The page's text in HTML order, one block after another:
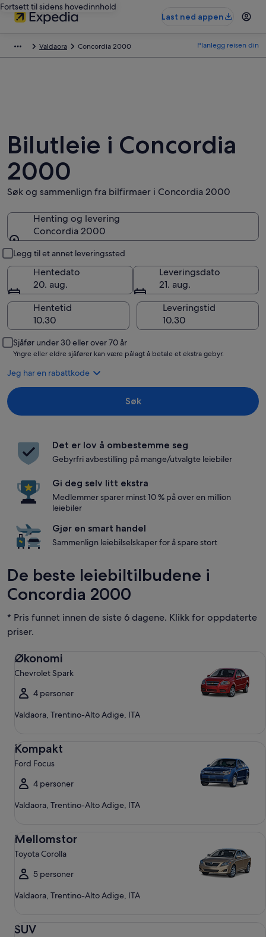
Fortsett til sidens hovedinnhold
Last ned appen
Valdaora Concordia 2000 Planlegg reisen din
Bilutleie i Concordia
2000
Søk og sammenlign fra bilfirmaer i Concordia 2000
Henting og levering
Concordia 2000
Legg til et annet leveringssted
Hentedato
20. aug.
Leveringsdato
21. aug.
Hentetid
Leveringstid
Sjåfør under 30 eller over 70 år
Yngre eller eldre sjåfører kan være pålagt å betale et ekstra gebyr.
Jeg har en rabattkode
Søk
Det er lov å ombestemme seg
Gebyrfri avbestilling på mange/utvalgte leiebiler
Gi deg selv litt ekstra
Medlemmer sparer minst 10 % på over en million
leiebiler
Gjør en smart handel
Sammenlign leiebilselskaper for å spare stort
De beste leiebiltilbudene i
Concordia 2000
* Pris funnet innen de siste 6 dagene. Klikk for oppdaterte
priser.
Økonomi
Chevrolet Spark
4 personer
Valdaora, Trentino-Alto Adige, ITA
Kompakt
Ford Focus
4 personer
Valdaora, Trentino-Alto Adige, ITA
Mellomstor
Toyota Corolla
5 personer
Valdaora, Trentino-Alto Adige, ITA
SUV